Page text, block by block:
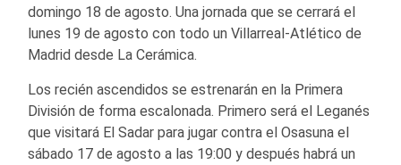
domingo 18 de agosto. Una jornada que se cerrará el
lunes 19 de agosto con todo un Villarreal-Atlético de
Madrid desde La Cerámica.
Los recién ascendidos se estrenarán en la Primera
División de forma escalonada. Primero será el Leganés
que visitará El Sadar para jugar contra el Osasuna el
sábado 17 de agosto a las 19:00 y después habrá un